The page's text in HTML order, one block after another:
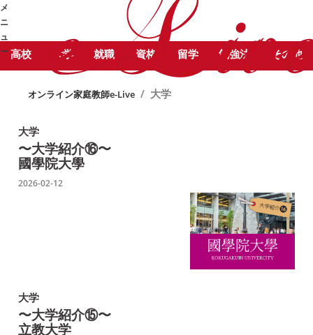
メ
ニ
ュ
ー
STUDY COLUMN
強コラム
大学 に関する記事をピックアッ
プしています。
高校
大学 就職 資格 留学 勉強法 その他
オンライン家庭教師e-Live / 大学
大学
〜大学紹介⑯〜
國學院大學
2026-02-12
大学
〜大学紹介⑮〜
立教大学